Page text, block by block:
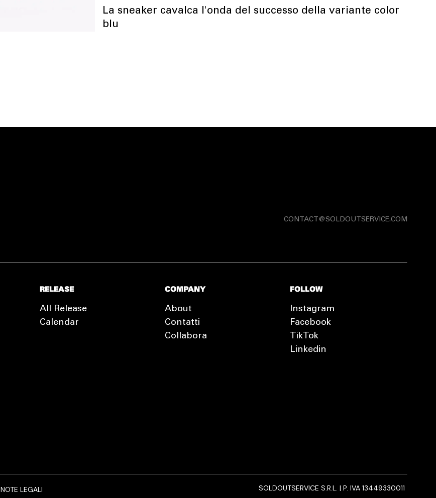
La sneaker cavalca l'onda del successo della variante color
blu
CONTACT@SOLDOUTSERVICE.COM
RELEASE
All Release
Calendar
COMPANY
About
Contatti
Collabora
FOLLOW
Instagram
Facebook
TikTok
Linkedin
NOTE LEGALI SOLDOUTSERVICE S.R.L. | P. IVA 13449330011